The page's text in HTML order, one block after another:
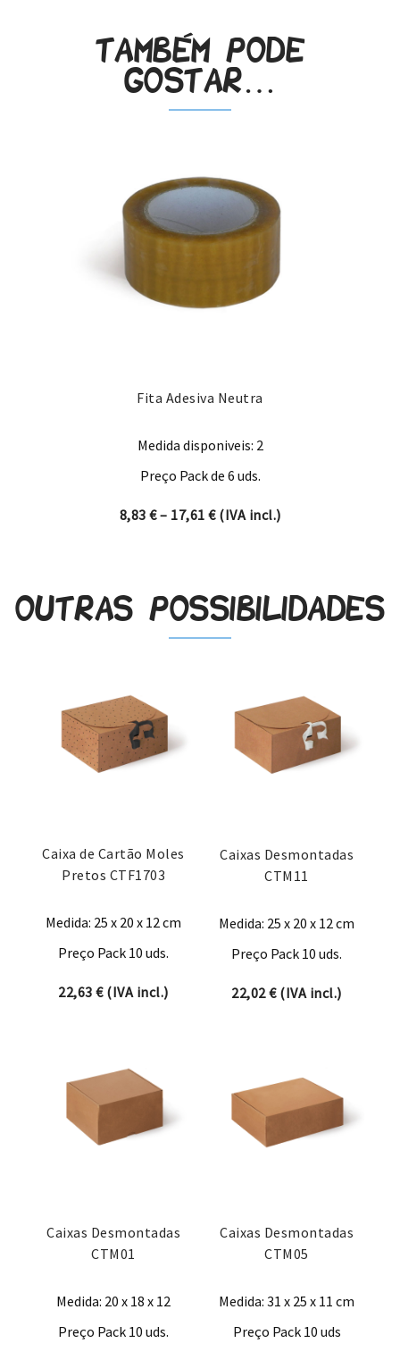
Também pode
gostar…
Fita Adesiva Neutra
Medida disponiveis: 2
Preço Pack de 6 uds.
8,83 €– 17,61 €Price range: 8,83 € through
(IVA incl.)
Outras possibilidades
Caixa de Cartão Moles
Pretos CTF1703
Medida: 25 x 20 x 12 cm
Preço Pack 10 uds.
22,63€(IVA incl.)
Caixas Desmontadas
CTM11
Medida: 25 x 20 x 12 cm
Preço Pack 10 uds.
22,02€(IVA incl.)
Caixas Desmontadas
CTM01
Medida: 20 x 18 x 12
Preço Pack 10 uds.
Caixas Desmontadas
CTM05
Medida: 31 x 25 x 11 cm
Preço Pack 10 uds